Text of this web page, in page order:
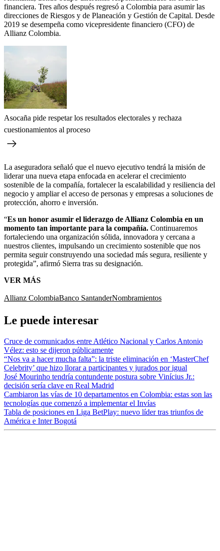
financiera. Tres años después regresó a Colombia para asumir las
direcciones de Riesgos y de Planeación y Gestión de Capital. Desde
2019 se desempeña como vicepresidente financiero (CFO) de
Allianz Colombia.
Asocaña pide respetar los resultados electorales y rechaza
cuestionamientos al proceso
La aseguradora señaló que el nuevo ejecutivo tendrá la misión de
liderar una nueva etapa enfocada en acelerar el crecimiento
sostenible de la compañía, fortalecer la escalabilidad y resiliencia del
negocio y ampliar el acceso de personas y empresas a soluciones de
protección, ahorro e inversión.
“Es un honor asumir el liderazgo de Allianz Colombia en un
momento tan importante para la compañía. Continuaremos
fortaleciendo una organización sólida, innovadora y cercana a
nuestros clientes, impulsando un crecimiento sostenible que nos
permita seguir construyendo una sociedad más segura, resiliente y
protegida”, afirmó Sierra tras su designación.
VER MÁS
Allianz ColombiaBanco SantanderNombramientos
Le puede interesar
Cruce de comunicados entre Atlético Nacional y Carlos Antonio
Vélez: esto se dijeron públicamente
“Nos va a hacer mucha falta”: la triste eliminación en ‘MasterChef
Celebrity’ que hizo llorar a participantes y jurados por igual
José Mourinho tendría contundente postura sobre Vinícius Jr.:
decisión sería clave en Real Madrid
Cambiaron las vías de 10 departamentos en Colombia: estas son las
tecnologías que comenzó a implementar el Invías
Tabla de posiciones en Liga BetPlay: nuevo líder tras triunfos de
América e Inter Bogotá